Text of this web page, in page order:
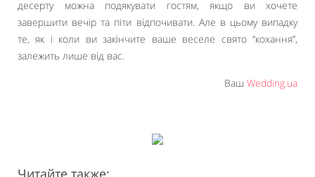
десерту можна подякувати гостям, якщо ви хочете
завершити вечір та піти відпочивати. Але в цьому випадку
те, як і коли ви закінчите ваше веселе свято “кохання”,
залежить лише від вас.
Ваш Wedding.ua